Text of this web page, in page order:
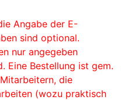
Angabe der E-
sind optional.
nur angegeben
Eine Bestellung ist gem.
die
(wozu praktisch